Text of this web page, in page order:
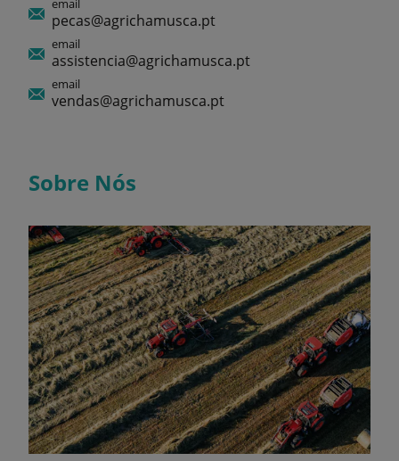
email
pecas@agrichamusca.pt
email
assistencia@agrichamusca.pt
email
vendas@agrichamusca.pt
Sobre Nós